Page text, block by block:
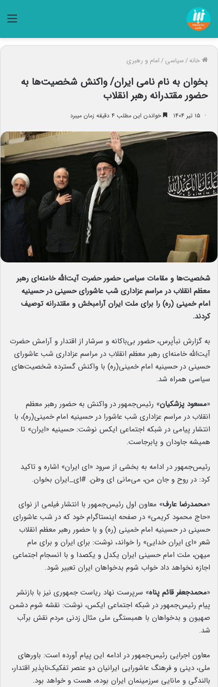
خانه/سیاسی/امام و رهبری
بخوان به نام نامی ایران/ واکنش شخصیت‌ها به
حضور مقتدرانه رهبر انقلاب
۱۵ تیر ۱۴۰۴ خواندن این مطلب ۴ دقیقه زمان میبرد
شخصیت‌ها و مقامات سیاسی حضور حضرت آیت‌الله خامنه‌ای رهبر
معظم انقلاب در مراسم عزاداری شب عاشورای حسینی در حسینیه
امام خمینی (ره) را برای ملت ایران آرامبخش و مقتدرانه توصیف
کردند.
به گزارش نبأپرس، حضور بی‌باکانه و سرشار از اقتدار و آرامش حضرت
آیت‌الله خامنه‌ای رهبر معظم انقلاب در مراسم عزاداری شب عاشورای
حسینی در حسینیه امام خمینی(ره) با واکنش گسترده شخصیت‌های
سیاسی همراه شد.
«مسعود پزشکیان» رئیس‌جمهور در واکنش به حضور رهبر معظم
انقلاب در مراسم عزاداری شب عاشورا در حسینیه امام خمینی‌(ره)، با
انتشار پیامی در شبکه اجتماعی ایکس نوشت: حسینیه «ایران» تا
همیشه جاودان و پابرجاست.
رئیس‌جمهور در ادامه به بخشی از سرود «ای ایران» اشاره و تاکید
کرد: در روح و جان من، می‌مانی ای وطن. ‎#ای_ایران بخوان.
«محمدرضا عارف» معاون اول رئیس‌جمهور با انتشار فیلمی از نوای
«حاج محمود کریمی» در صفحه اینستاگرام خود که در شب عاشورای
حسینی در حسینیه امام خمینی (ره) و با حضور رهبر معظم انقلاب
شعر «ای ایران خدایی» را خواند، نوشت: برای ایران و برای مام
میهن، ملت امام حسینی ایران یکدل و یکصدا و با انسجام اجتماعی
اجازه نخواهد داد خواب شوم بدخواهان ایران تعبیر شود.
«محمدجعفر قائم پناه» سرپرست نهاد ریاست جمهوری نیز با بازنشر
پیام رئیس‌جمهور در شبکه اجتماعی ایکس، نوشت: نقشه شوم دشمن
صهیون و بدخواهان با همبستگی ملی مثال زدنی مردم نقش برآب
شد.
معاون اجرایی رئیس‌جمهور در ادامه این پیام آورده است: باورهای
ملی، دینی و فرهنگ عاشورایی ایرانیان دو عنصر تفکیک‌ناپذیر اقتدار،
بالندگی و مانایی سرزمینمان ایران بوده، هست و خواهد بود.